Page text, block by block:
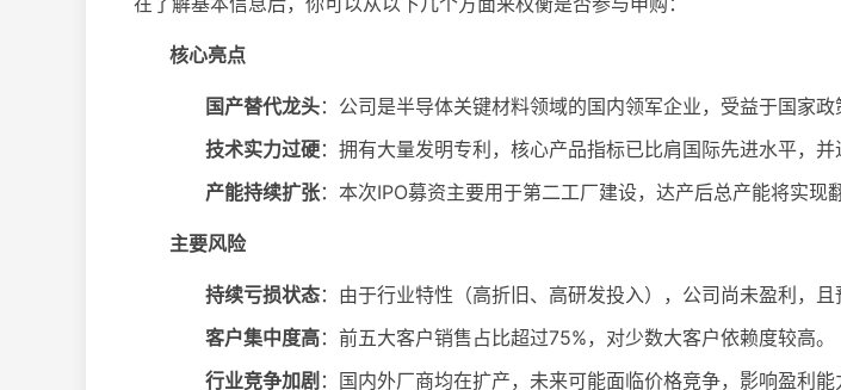
核心亮点
国产替代龙头：公司是半导体关键材料领域的国内领军企业，受益于国家
技术实力过硬：拥有大量发明专利，核心产品指标已比肩国际先进水平，
产能持续扩张​：本次IPO募资主要用于第二工厂建设，达产后总产能将实现
主要风险
持续亏损状态：由于行业特性（高折旧、高研发投入），公司尚未盈利，
客户集中度高​：前五大客户销售占比超过75%，对少数大客户依赖度较高。
行业竞争加剧 ：国内外厂商均在扩产，未来可能面临价格竞争，影响盈利能